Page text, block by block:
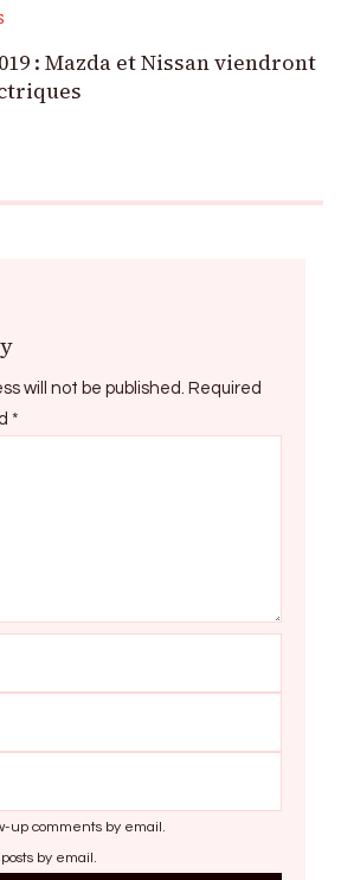
: Mazda et Nissan viendront
will not be published. Required
*
up comments by email.
by email.